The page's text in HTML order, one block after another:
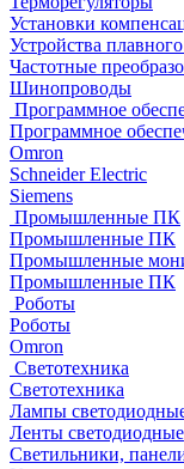
Установки
Устройства
Частотные
Шинопроводы
Программное
Программное
Omron
Schneider Electric
Siemens
Промышленные ПК
Промышленные ПК
Промышленные
Промышленные ПК
Роботы
Роботы
Omron
Светотехника
Светотехника
Лампы
Ленты светодиодные
Светильники,